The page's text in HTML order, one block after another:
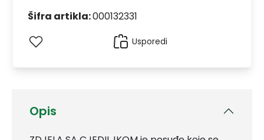
Opis
Šifra artikla:000132331
Usporedi